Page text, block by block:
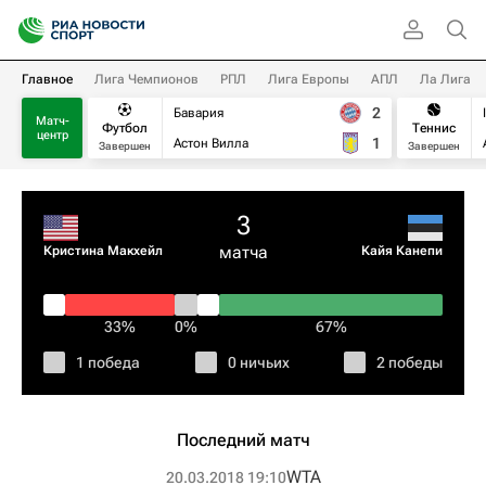
Главное Лига Чемпионов РПЛ Лига Европы АПЛ Ла Лига
Матч-
центр
Футбол
Завершен
Бавария
Астон Вилла
2
1
Теннис
Завершен
Кристина Макхейл
3
матча Кайя Канепи
33% 0% 67%
1 победа 0 ничьих 2 победы
Последний матч
20.03.2018 19:10WTA